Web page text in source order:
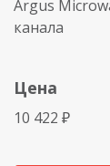
Argus
канала
Цена
10 422 ₽